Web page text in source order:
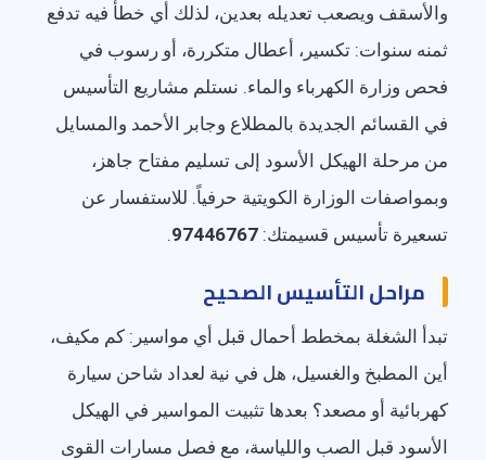
والأسقف ويصعب تعديله بعدين، لذلك أي خطأ فيه تدفع
ثمنه سنوات: تكسير، أعطال متكررة، أو رسوب في
فحص وزارة الكهرباء والماء. نستلم مشاريع التأسيس
في القسائم الجديدة بالمطلاع وجابر الأحمد والمسايل
من مرحلة الهيكل الأسود إلى تسليم مفتاح جاهز،
وبمواصفات الوزارة الكويتية حرفياً. للاستفسار عن
تسعيرة تأسيس قسيمتك: 97446767
.
مراحل التأسيس الصحيح
تبدأ الشغلة بمخطط أحمال قبل أي مواسير: كم مكيف،
أين المطبخ والغسيل، هل في نية لعداد شاحن سيارة
كهربائية أو مصعد؟ بعدها تثبيت المواسير في الهيكل
الأسود قبل الصب واللياسة، مع فصل مسارات القوى